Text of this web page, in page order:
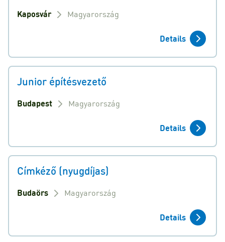
Kaposvár Magyarország
Details
Junior építésvezető
Budapest Magyarország
Details
Címkéző (nyugdíjas)
Budaörs Magyarország
Details